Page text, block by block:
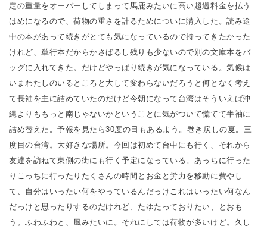
定の重量をオーバーしてしまって馬鹿みたいに高い超過料金を払う
はめになるので、荷物の重さを計るためについに購入した。読み途
中の本があって続きがとても気になっているので持ってきたかった
けれど、単行本だからかさばるし残りも少ないので別の文庫本をバ
ッグに入れてきた。だけどやっぱり続きが気になっている。気候は
いまわたしのいるところと大して変わらないだろうと何となく考え
て長袖を主に詰めていたのだけど今朝になって台湾はそういえば沖
縄よりももっと南じゃないかということに気がついて慌てて半袖に
詰め替えた。予報を見たら30度の日もあるよう。巻き戻しの夏。三
度目の台湾。大好きな場所。今回は初めて台中にも行く、それから
友達を訪ねて東側の街にも行く予定になっている。あっちに行った
りこっちに行ったりたくさんの時間とお金と労力を移動に費やし
て、自分はいったい何をやっているんだっけこれはいったい何なん
だっけと思ったりするのだけれど、たゆたっておりたい、とおも
う。ふわふわと、風みたいに。それにしては荷物が多いけど。久し